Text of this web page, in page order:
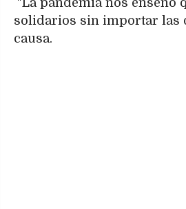
solidarios sin importar las
causa.